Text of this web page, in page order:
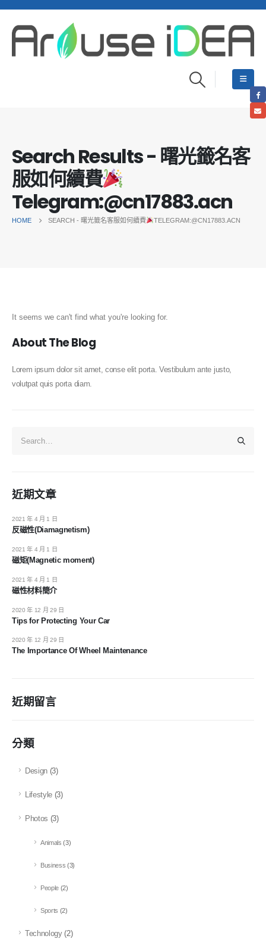
Search Results - 曙光籤名客
服如何續費
Telegram:@cn17883.acn
HOME SEARCH - 曙光籤名客服如何續費 TELEGRAM:@CN17883.ACN
It seems we can't find what you're looking for.
About The Blog
Lorem ipsum dolor sit amet, conse elit porta. Vestibulum ante justo,
volutpat quis porta diam.
近期文章
反磁性(Diamagnetism)
2021 年 4 月 1 日
磁矩(Magnetic moment)
2021 年 4 月 1 日
磁性材料簡介
2021 年 4 月 1 日
Tips for Protecting Your Car
2020 年 12 月 29 日
The Importance Of Wheel Maintenance
2020 年 12 月 29 日
近期留言
分類
Design (3)
Lifestyle (3)
Photos (3)
Animals (3)
Business (3)
People (2)
Sports (2)
Technology(2)